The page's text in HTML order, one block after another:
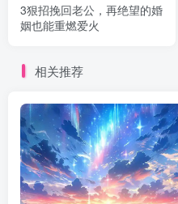
3狠招挽回老公，再绝望的婚
姻也能重燃爱火
相关推荐